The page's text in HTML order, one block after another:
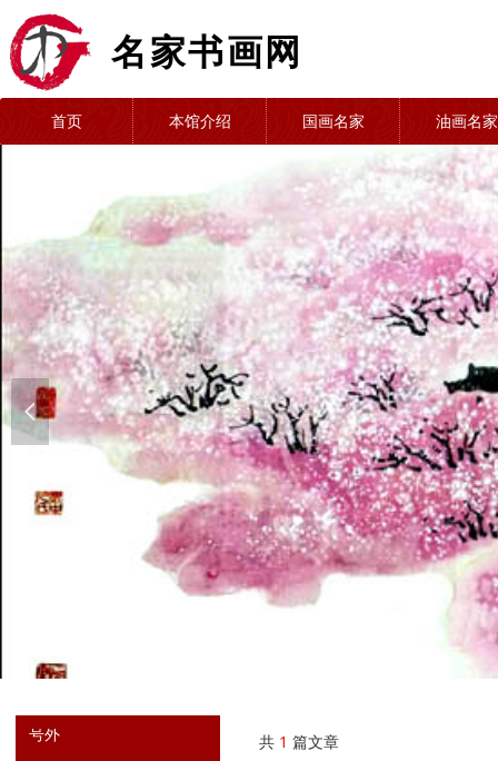
名家书画网
首页 本馆介绍 国画名家 油画名家
넳
共 1 篇文章
号外